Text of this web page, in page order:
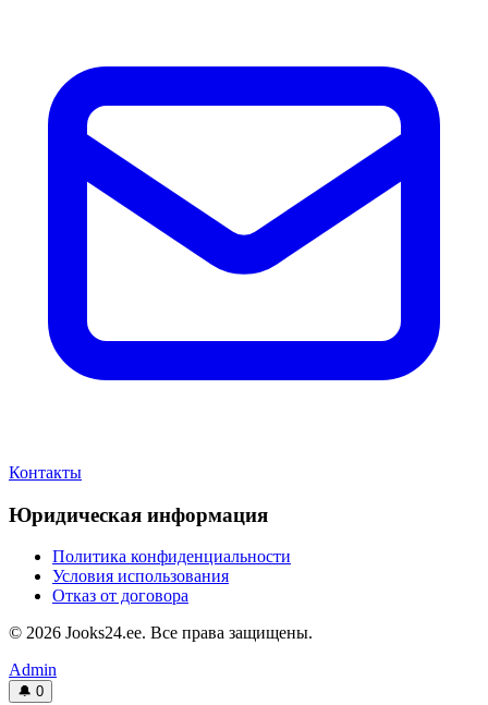
Контакты
Юридическая информация
Политика конфиденциальности
Условия использования
Отказ от договора
© 2026 Jooks24.ee. Все права защищены.
Admin
🔔 0